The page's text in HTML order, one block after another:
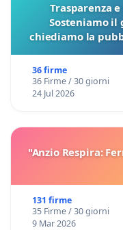
Trasparenza
Sosteniamo il
chiediamo la
36 firme
36 Firme / 30 giorni
24 Jul 2026
"Anzio Respira:
131 firme
35 Firme / 30 giorni
9 Mar 2026